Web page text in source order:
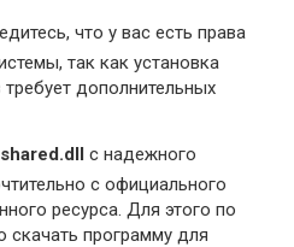
что у вас есть права
так как установка
дополнительных
с надежного
с официального
ресурса. Для этого по
скачать программу для